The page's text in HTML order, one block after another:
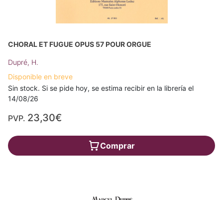
CHORAL ET FUGUE OPUS 57 POUR ORGUE
Dupré, H.
Disponible en breve
Sin stock. Si se pide hoy, se estima recibir en la librería el
14/08/26
PVP. 23,30€
Comprar